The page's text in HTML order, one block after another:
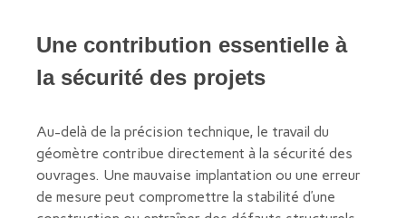
Une contribution essentielle à
la sécurité des projets
Au-delà de la précision technique, le travail du
géomètre contribue directement à la sécurité des
ouvrages. Une mauvaise implantation ou une erreur
de mesure peut compromettre la stabilité d’une